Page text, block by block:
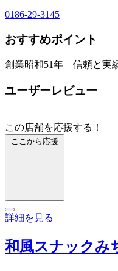
0186-29-3145
おすすめポイント
創業昭和51年 信頼と実
ユーザーレビュー
この店舗を応援する！
ここから応援
詳細を見る
和風スナックみ